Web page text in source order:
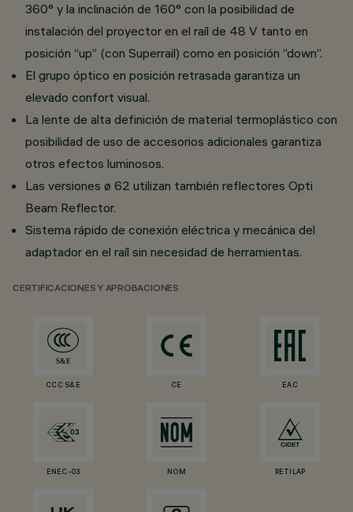
360° y la inclinación de 160° con la posibilidad de
instalación del proyector en el raíl de 48 V tanto en
posición “up” (con Superrail) como en posición “down”.
El grupo óptico en posición retrasada garantiza un
elevado confort visual.
La lente de alta definición de material termoplástico con
posibilidad de uso de accesorios adicionales garantiza
otros efectos luminosos.
Las versiones ø 62 utilizan también reflectores Opti
Beam Reflector.
Sistema rápido de conexión eléctrica y mecánica del
adaptador en el raíl sin necesidad de herramientas.
CERTIFICACIONES Y APROBACIONES
CCC S&E CE EAC
ENEC-03 NOM RETILAP